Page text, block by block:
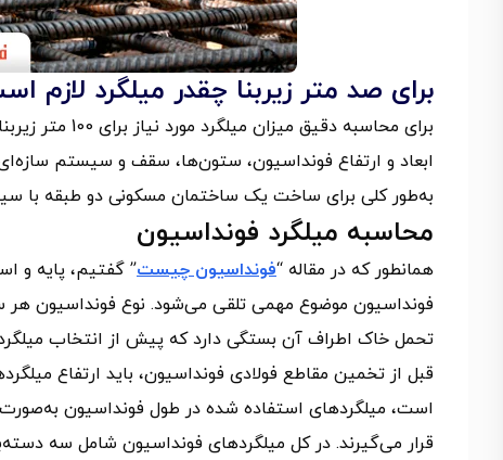
برای صد متر زیربنا چقدر میلگرد لازم
برای محاسبه
ابعاد و ارتفاع فونداسیون، ستون‌ها، سقف و سیستم
به‌طور کلی برای ساخت یک ساختمان مسکونی دو طبقه با سیستم بتنی، به 4 تا 5.5 تن میلگرد برای هر
محاسبه میلگرد فونداسیون
همانطور که در مقاله “فونداسیون چیست” گفتیم، پایه و
فونداسیون موضوع مهمی تلقی می‌شود. نوع فونداسیون هر
تحمل خاک اطراف آن بستگی دارد که پیش از انتخاب میلگرد
قبل از تخمین مقاطع فولادی فونداسیون، باید ارتفاع
است، میلگردهای استفاده شده در طول فونداسیون
قرار می‌گیرند. در کل میلگردهای فونداسیون شامل سه